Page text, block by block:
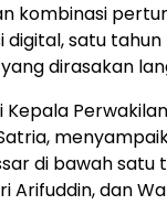
kombinasi
digital, satu
dirasakan
Kepala
di bawah satu
Arifuddin, dan